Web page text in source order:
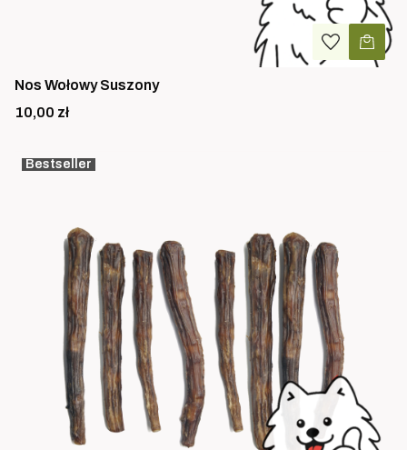
Nos Wołowy Suszony
Cena
10,00 zł
Bestseller